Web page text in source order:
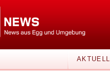
AKTUELL